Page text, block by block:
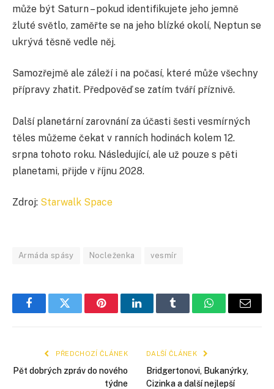
může být Saturn – pokud identifikujete jeho jemně
žluté světlo, zaměřte se na jeho blízké okolí, Neptun se
ukrývá těsně vedle něj.
Samozřejmě ale záleží i na počasí, které může všechny
přípravy zhatit. Předpověď se zatím tváří příznivě.
Další planetární zarovnání za účasti šesti vesmírných
těles můžeme čekat v ranních hodinách kolem 12.
srpna tohoto roku. Následující, ale už pouze s pěti
planetami, přijde v říjnu 2028.
Zdroj: Starwalk Space
Armáda spásy Nocleženka vesmír
FacebookTwitter PinterestLinkedInTumblr WhatsApp
E-
PŘEDCHOZÍ ČLÁNEK
Pět dobrých zpráv do nového
týdne
DALŠÍ ČLÁNEK
Bridgertonovi, Bukanýrky,
Cizinka a další nejlepší